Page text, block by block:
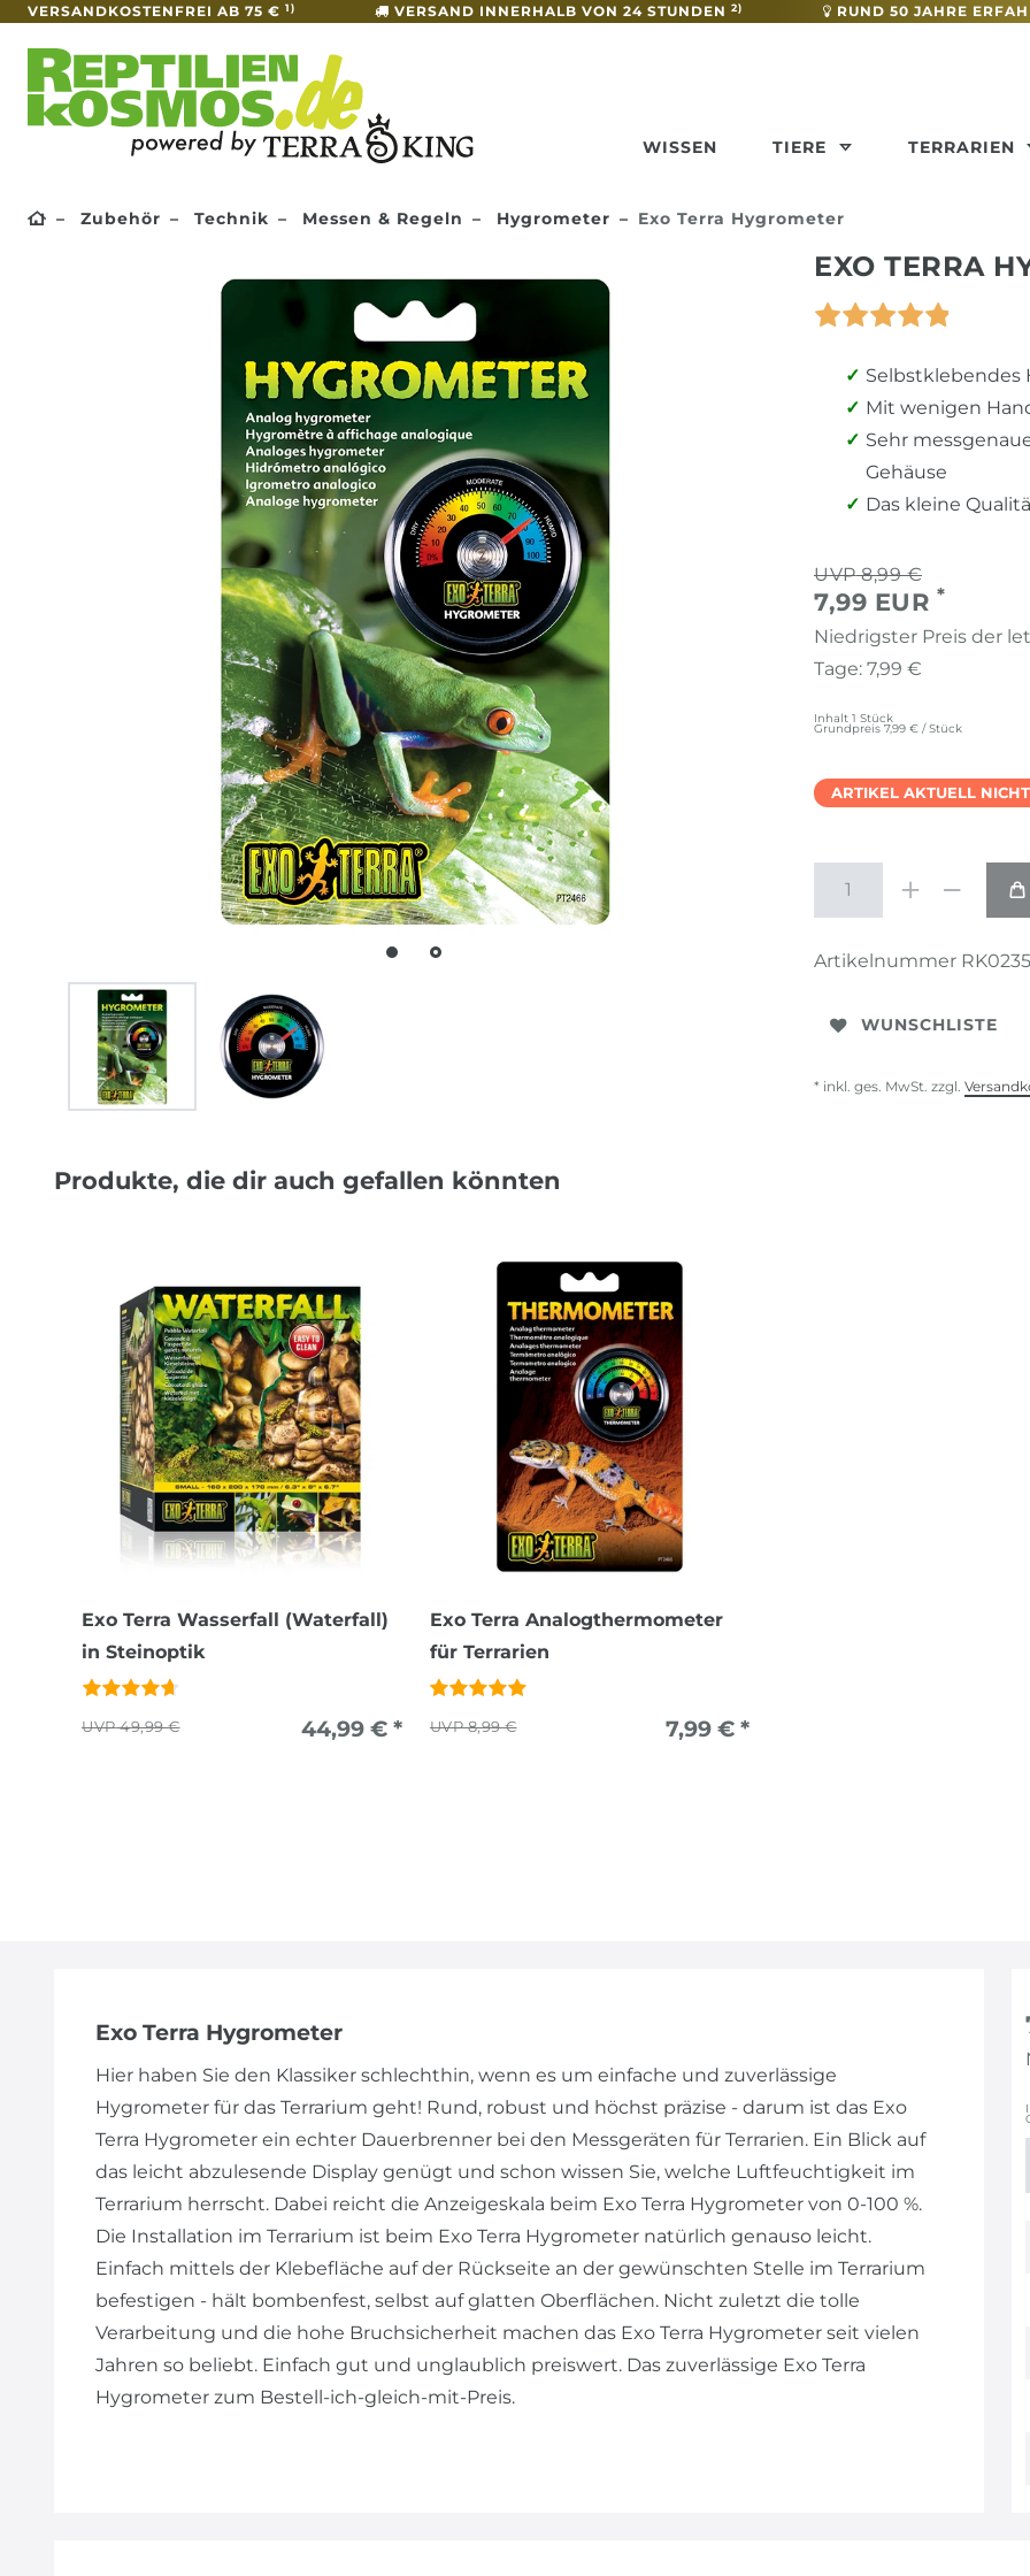
VERSANDKOSTENFREI AB 75 € 1) VERSAND INNERHALB VON 24 STUNDEN 2) RUND 50 JAHRE
WISSEN TIERE TERRARIEN
Zubehör Technik Messen & Regeln Hygrometer Exo Terra Hygrometer
EXO TERRA
Selbstklebendes
Mit wenigen
Sehr
Gehäuse
Das kleine
8,99 €
7,99 EUR *
Niedrigster Preis der
Tage: 7,99 €
Inhalt 1 Stück
Grundpreis 7,99 € / Stück
ARTIKEL AKTUELL
Artikelnummer RK0235
WUNSCHLISTE
* inkl. ges. MwSt. zzgl.
Produkte, die dir auch gefallen könnten
Exo Terra Wasserfall (Waterfall)
in Steinoptik
49,99 € 44,99 € *
Exo Terra Analogthermometer
für Terrarien
8,99 € 7,99 € *
Exo Terra Hygrometer
Hier haben Sie den Klassiker schlechthin, wenn es um einfache und zuverlässige
Hygrometer für das Terrarium geht! Rund, robust und höchst präzise - darum ist das Exo
Terra Hygrometer ein echter Dauerbrenner bei den Messgeräten für Terrarien. Ein Blick auf
das leicht abzulesende Display genügt und schon wissen Sie, welche Luftfeuchtigkeit im
Terrarium herrscht. Dabei reicht die Anzeigeskala beim Exo Terra Hygrometer von 0-100 %.
Die Installation im Terrarium ist beim Exo Terra Hygrometer natürlich genauso leicht.
Einfach mittels der Klebefläche auf der Rückseite an der gewünschten Stelle im Terrarium
befestigen - hält bombenfest, selbst auf glatten Oberflächen. Nicht zuletzt die tolle
Verarbeitung und die hohe Bruchsicherheit machen das Exo Terra Hygrometer seit vielen
Jahren so beliebt. Einfach gut und unglaublich preiswert. Das zuverlässige Exo Terra
Hygrometer zum Bestell-ich-gleich-mit-Preis.